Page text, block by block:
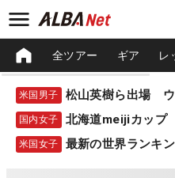
全ツアー ギア レ
米国男子
国内女子 北海道meijiカップ
米国女子 最新の世界ランキ